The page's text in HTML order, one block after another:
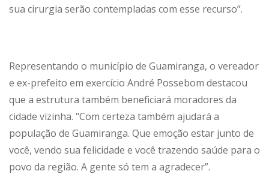
sua cirurgia serão contempladas com esse recurso”.
Representando o município de Guamiranga, o vereador
e ex-prefeito em exercício André Possebom destacou
que a estrutura também beneficiará moradores da
cidade vizinha. "Com certeza também ajudará a
população de Guamiranga. Que emoção estar junto de
você, vendo sua felicidade e você trazendo saúde para o
povo da região. A gente só tem a agradecer”.